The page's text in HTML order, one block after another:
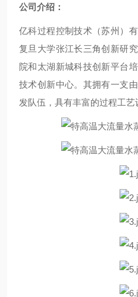
公司介绍：
亿科过程控制技术（苏州）
复旦大学张江长三角创新研
院和太湖新城科技创新平台
技术创新中心。其拥有一支
发队伍，具有丰富的过程工艺